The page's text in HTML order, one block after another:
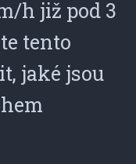
h již pod 3
tento
jaké jsou